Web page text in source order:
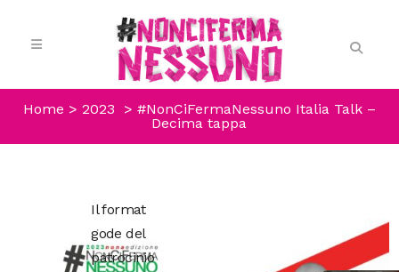
Home > 2023 > #NonCiFermaNessuno Italia Talk –
Decima tappa
Il format
gode del
patrocinio